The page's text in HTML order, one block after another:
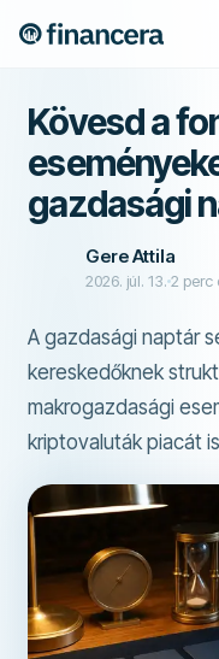
Kövesd a
gazdasági
Gere Attila
2026. júl. 13.2 perc
A gazdasági naptár
kereskedőknek
makrogazdasági
kriptovaluták piacát